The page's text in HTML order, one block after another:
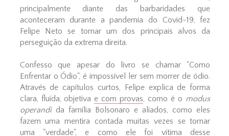
principalmente diante das barbaridades que
aconteceram durante a pandemia do Covid-19, fez
Felipe Neto se tornar um dos principais alvos da
perseguição da extrema direita.
Confesso que apesar do livro se chamar "Como
Enfrentar o Ódio", é impossível ler sem morrer de ódio.
Através de capítulos curtos, Felipe explica de forma
clara, fluída, objetiva e com provas, como é o modus
operandida família Bolsonaro e aliados, como eles
fazem uma mentira contada muitas vezes se tornar
uma "verdade", e como ele foi vítima desse